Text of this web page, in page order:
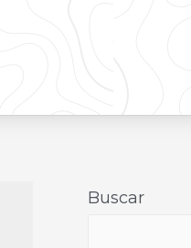
Buscar